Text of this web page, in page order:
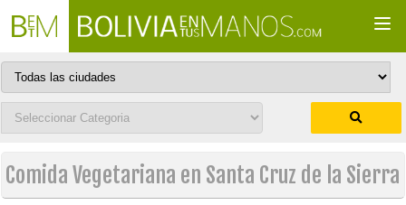
Comida Vegetariana en Santa Cruz de la Sierra